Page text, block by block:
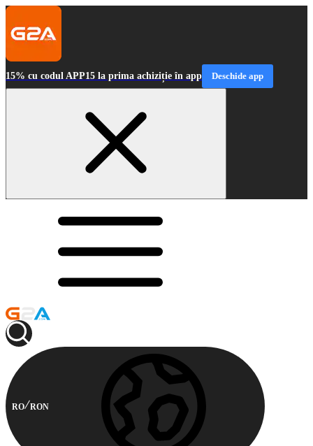
15% cu codul APP15 la prima achiziție în app Deschide app
RO RON